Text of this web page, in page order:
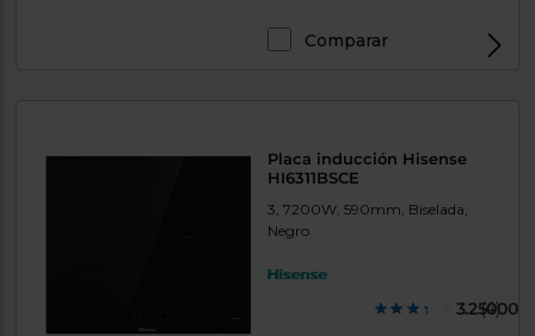
Comparar
Placa inducción Hisense
HI6311BSCE
3, 7200W, 590mm, Biselada,
Negro
(4)